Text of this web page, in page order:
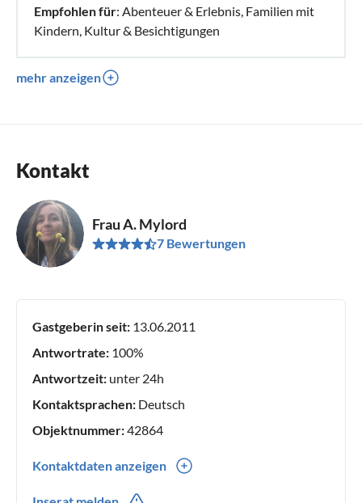
Empfohlen für: Abenteuer & Erlebnis, Familien mit
Kindern, Kultur & Besichtigungen
mehr anzeigen
Kontakt
Frau A. Mylord
7 Bewertungen
Gastgeberin seit: 13.06.2011
Antwortrate: 100%
Antwortzeit: unter 24h
Kontaktsprachen: Deutsch
Objektnummer:42864
Kontaktdaten anzeigen